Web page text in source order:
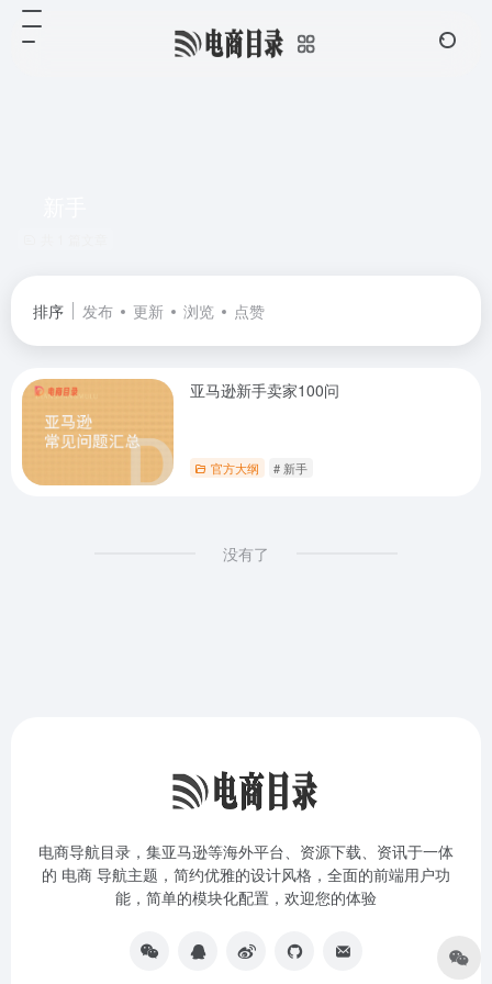
排序 发布 更新 浏览 点赞
亚马逊新手卖家100问
官方大纲 # 新手
没有了
电商导航目录，集亚马逊等海外平台、资源下载、资讯于一体
的 电商 导航主题，简约优雅的设计风格，全面的前端用户功
能，简单的模块化配置，欢迎您的体验